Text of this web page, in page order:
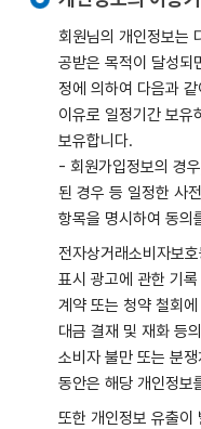
회원님의 개인정보는
공받은 목적이 달성되
정에 의하여 다음과
이유로 일정기간 보유
보유합니다.
- 회원가입정보의 경
된 경우 등 일정한 사
항목을 명시하여 동의
전자상거래소비자보
표시 광고에 관한 기
계약 또는 청약 철회
대금 결재 및 재화 등
소비자 불만 또는 분
동안은 해당 개인정보
또한 개인정보 유출이